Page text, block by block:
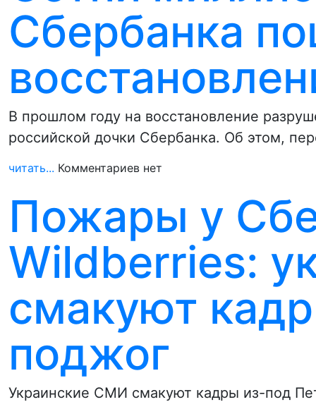
Сбербанка
В прошлом году на восстановление
российской дочки Сбербанка. Об этом,
читать... Комментариев нет
Пожары у
Wildberries:
смакуют
поджог
Украинские СМИ смакуют кадры из-под